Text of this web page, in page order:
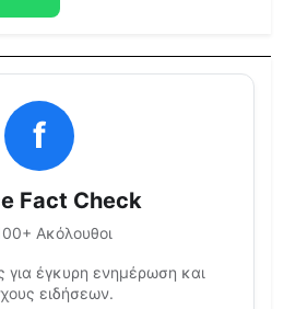
f
Fact Check
Ακόλουθοι
για έγκυρη ενημέρωση και
ειδήσεων.